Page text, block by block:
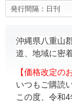
発行間隔： 日刊
沖縄県八重山
道、地域に密
【価格改定の
いつもご購読
この度、令和